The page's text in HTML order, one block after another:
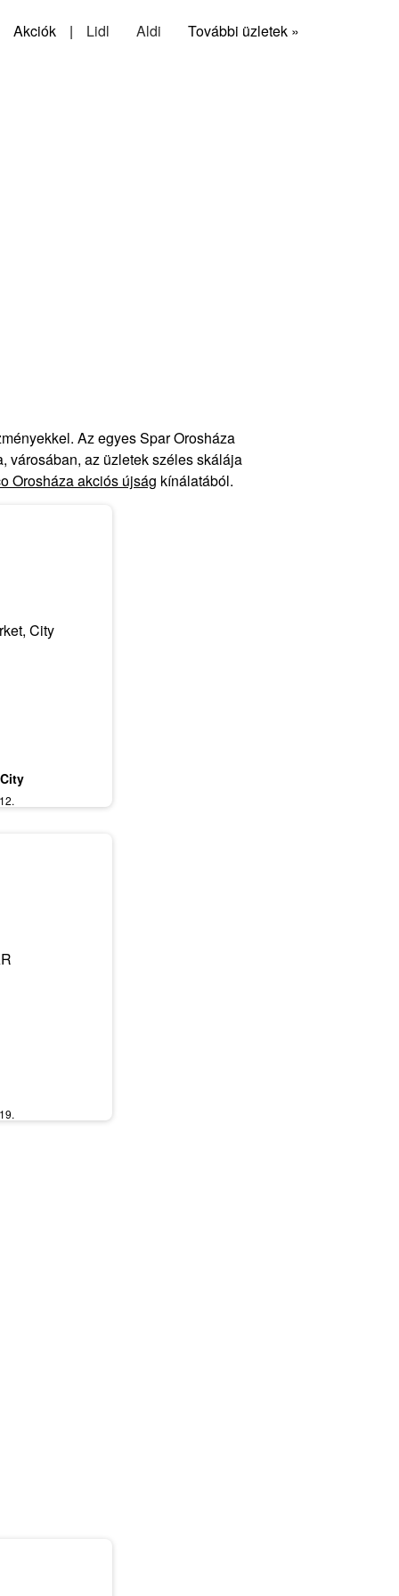
Akciók | Lidl Aldi További üzletek »
Az egyes Spar Orosháza
városában, az üzletek széles skálája
Orosháza akciós újság kínálatából.